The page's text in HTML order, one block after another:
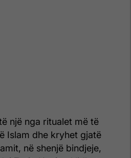
një nga ritualet më të
Islam dhe kryhet gjatë
në shenjë bindjeje,